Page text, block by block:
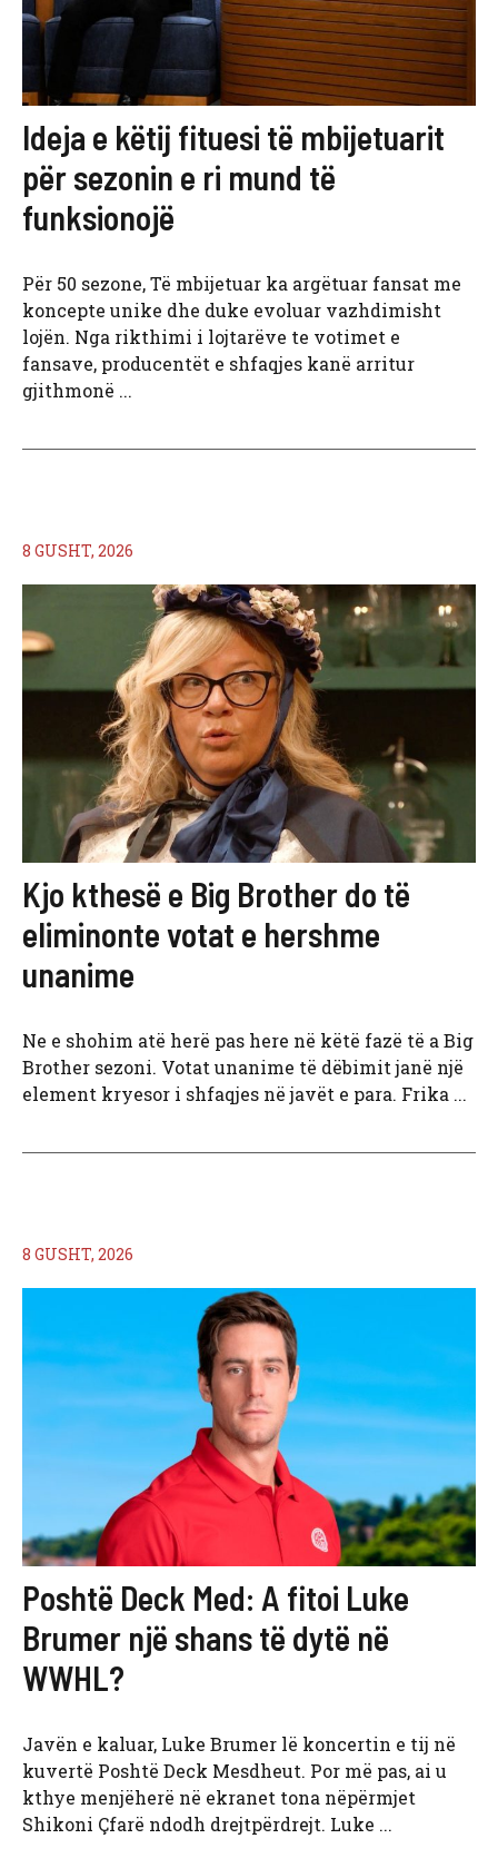
Ideja e këtij fituesi të mbijetuarit
për sezonin e ri mund të
funksionojë
Për 50 sezone, Të mbijetuar ka argëtuar fansat me
koncepte unike dhe duke evoluar vazhdimisht
lojën. Nga rikthimi i lojtarëve te votimet e
fansave, producentët e shfaqjes kanë arritur
gjithmonë ...
8 GUSHT, 2026
Kjo kthesë e Big Brother do të
eliminonte votat e hershme
unanime
Ne e shohim atë herë pas here në këtë fazë të a Big
Brother sezoni. Votat unanime të dëbimit janë një
element kryesor i shfaqjes në javët e para. Frika ...
8 GUSHT, 2026
Poshtë Deck Med: A fitoi Luke
Brumer një shans të dytë në
WWHL?
Javën e kaluar, Luke Brumer lë koncertin e tij në
kuvertë Poshtë Deck Mesdheut. Por më pas, ai u
kthye menjëherë në ekranet tona nëpërmjet
Shikoni Çfarë ndodh drejtpërdrejt. Luke ...